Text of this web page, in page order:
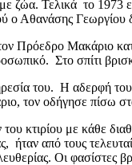
ζώα. Τελικά το
Αθανάσης Γεωργίου
Πρόεδρο Μακάριο
Στο σπίτι
του. Η αδερφή
τον οδήγησε πίσω
κτιρίου με κάθε
από τους
Οι φασίστες